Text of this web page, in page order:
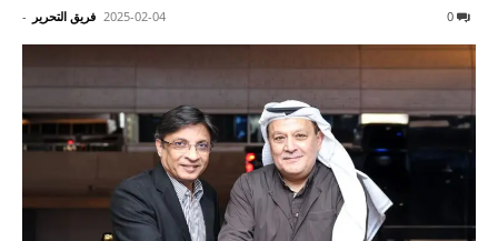
فريق التحرير - 2025-02-04